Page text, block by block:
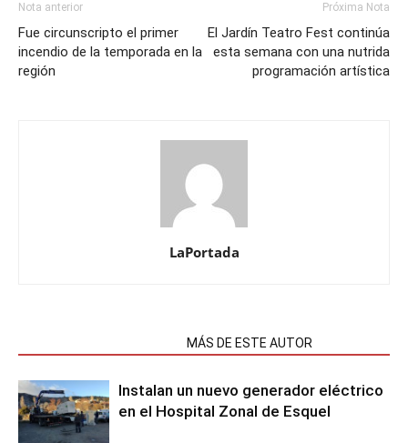
Nota anterior
Fue circunscripto el primer
incendio de la temporada en la
región
Próxima Nota
El Jardín Teatro Fest continúa
esta semana con una nutrida
programación artística
LaPortada
MÁS DE ESTE AUTOR
Instalan un nuevo generador eléctrico
en el Hospital Zonal de Esquel